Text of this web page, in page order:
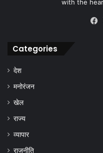
with the
Categories
देश
मनोरंजन
खेल
राज्य
व्यापार
राजनीति